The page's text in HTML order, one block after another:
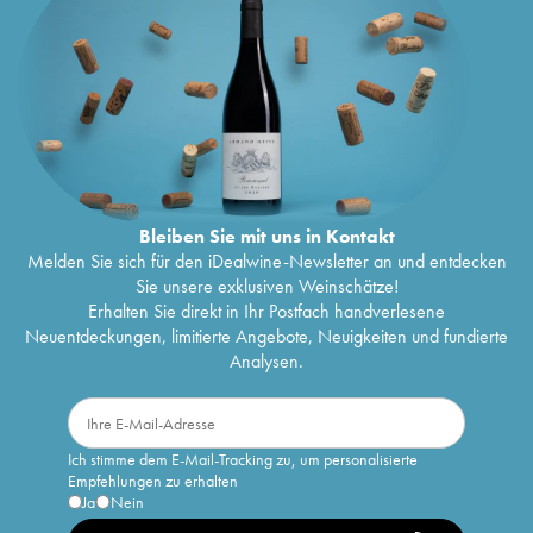
Bleiben Sie mit uns in Kontakt
Melden Sie sich für den iDealwine-Newsletter an und entdecken
Sie unsere exklusiven Weinschätze!
Erhalten Sie direkt in Ihr Postfach handverlesene
Neuentdeckungen, limitierte Angebote, Neuigkeiten und fundierte
Analysen.
Ich stimme dem E-Mail-Tracking zu, um personalisierte
Empfehlungen zu erhalten
Ja
Nein